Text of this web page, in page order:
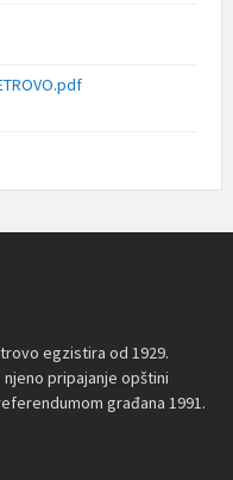
egzistira od 1929.
pripajanje opštini
građana 1991.